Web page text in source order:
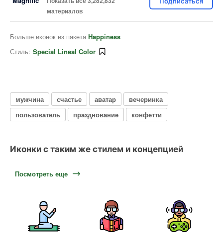
материалов
Больше иконок из пакета Happiness
Стиль: Special Lineal Color
мужчина счастье аватар
вечеринка
пользователь
празднование конфетти
Иконки с таким же стилем и концепцией
Посмотреть еще